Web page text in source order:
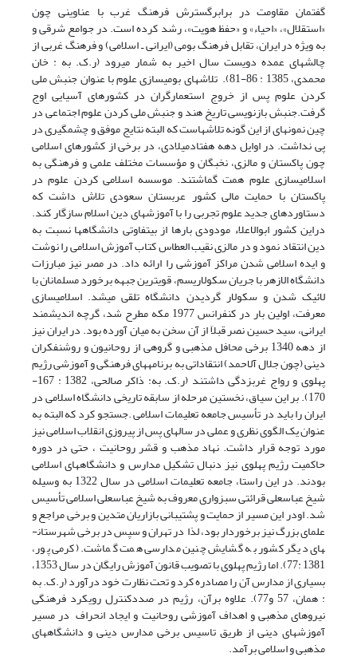
گفتمان مقاومت در برابرگسترش فرهنگ غرب با عناوینی چون
«استقلال»، «احیاء» و «حفظ هویت»، رشد کرده است. در جوامع شرقی و
به ویژه در ایران، تقابل فرهنگ بومی (ایرانی ـ اسلامی) و فرهنگ غربی از
چالش­های عمده دویست سال اخیر به شمار می­رود (ر.ک. به : خان
محمدی، 1385 : 86-81). تلاش­های بومی­سازی علوم با عنوان جنبش ملی
کردن علوم پس از خروج استعمارگران در کشورهای آسیایی اوج
گرفت.جنبش باز­نو­یسی تاریخ هند و جنبش ملی کردن علوم اجتماعی در
چین نمونه­ای از این گونه تلاش­هاست که البته نتایج موفق و چشمگیری در
پی نداشت. در اوایل دهه هفتادمیلادی، در برخی از کشورهای اسلامی
چون پاکستان و مالزی، نخبگان و مؤسسات مختلف علمی و فرهنگی به
اسلامی­سازی علوم همت گماشتند. موسسه اسلامی کردن علوم در
پاکستان با حمایت مالی کشور عربستان سعودی تلاش داشت که
دستاوردهای جدید علوم تجربی را با آموزش­های دین اسلام سازگار کند.
دراین کشور ابو­الا­علاء مو­دودی بارها از بی­تفاوتی دانشگاه­ها نسبت به
دین انتقاد نمود و در مالزی نقیب العطاس کتاب آموزش اسلامی را نوشت
و ایده اسلامی شدن مراکز آموزشی را ارائه داد. در مصر نیز مبارزات
دانشگاه الازهر با جریان سکولاریسم، قوی­ترین جبهه برخورد مسلمانان با
لائیک شدن و سکو­لار گردیدن دانشگاه تلقی می­شد. اسلامی­سازی
معرفت، اولین بار در کنفرانس 1977 مکه مطرح شد، گرچه اندیشمند
ایرانی، سید حسین نصر قبلاَ از آن سخن به میان آورده بود. در ایران نیز
از دهه 1340 برخی محافل مذهبی و گروهی از روحانیون و روشنفکران
دینی (چون جلال آل­احمد) انتقاداتی به برنامه­های فرهنگی و آموزشی رژیم
پهلوی و رواج غرب­زدگی داشتند (ر.ک. به: ذاکر صالحی، 1382 : 167-
170). بر این سیاق، نخستین مرحله از سابقه تاریخی دانشگاه اسلامی در
ایران را باید در تأسیس جامعه تعلیمات اسلامی .جستجو کرد که البته به
عنوان یک الگوی نظری و عملی در سال­های پس از پیروزی انقلاب اسلامی نیز
مورد توجه قرار داشت. نهاد مذهب و قشر روحانیت ، حتی در دوره
حاکمیت رژیم پهلوی نیز دنبال تشکیل مدارس و دانشگاه­های اسلامی
بودند. در این راستا، جامعه تعلیمات اسلامی در سال 1322 به وسیله
شیخ عباسعلی قرائتی سبزواری معروف به شیخ عباسعلی اسلامی تأسیس
شد. اودر این مسیر از حمایت و پشتیبانی بازاریان متدین و برخی مراجع و
علمای بزرگ نیز برخوردار بود، لذا در تهران و سپس در برخی شهرستان­
های دیگر کشور به گشایش چنین مدارسی همت گماشت. (کرمی پور،
1381 :77). اما رژیم پهلوی با تصویب قانون آموزش رایگان در سال 1353،
بسیاری از مدارس آن را مصادره کرد و تحت نظارت خود درآورد (ر.ک. به
: همان، 57 و77). علاوه برآن، رژیم در صددکنترل رویکرد فرهنگی
نیروهای مذهبی و اهداف آموزشی روحانیت و ایجاد انحراف در مسیر
آموزش­های دینی از طریق تاسیس برخی مدارس دینی و دانشگاه­های
مذهبی و اسلامی برآمد.